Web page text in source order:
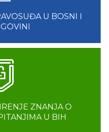
U BOSNI I
ZNANJA O
U BIH